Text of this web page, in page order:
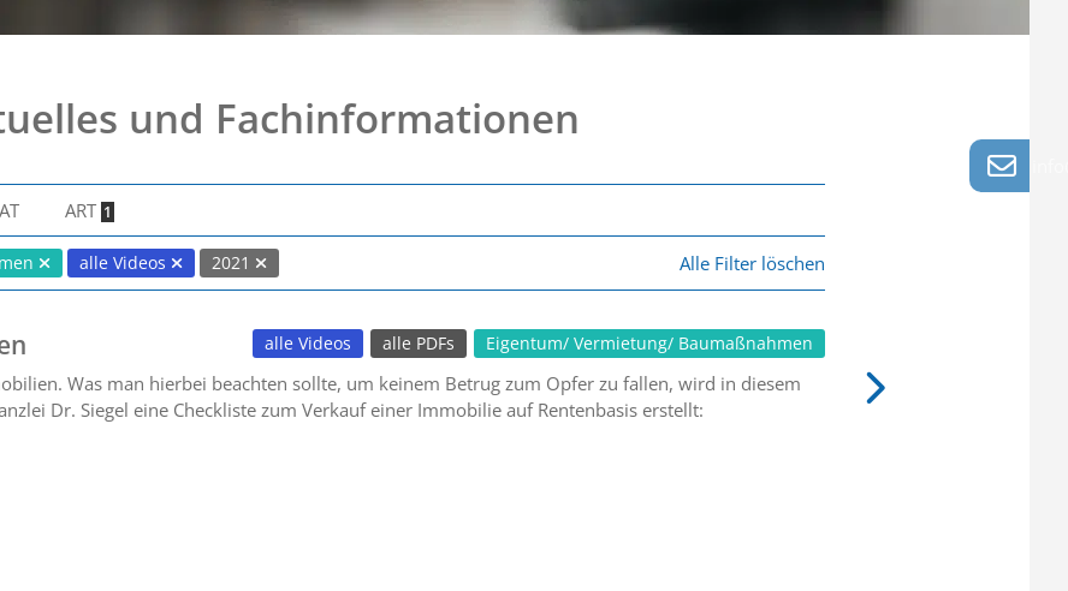
und Fachinformationen
ART 1
alle Videos 2021 Alle Filter löschen
Eigentum/ Vermietung/ Baumaßnahmen
alle PDFs
alle Videos
Was man hierbei beachten sollte, um keinem Betrug zum Opfer zu fallen, wird in diesem
Dr. Siegel eine Checkliste zum Verkauf einer Immobilie auf Rentenbasis erstellt: